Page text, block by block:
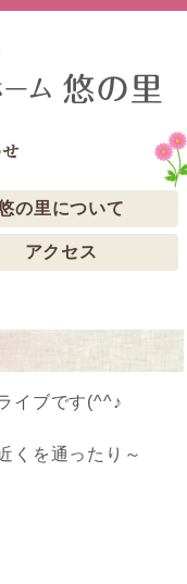
の里について
アクセス
イブです(^^♪
くを通ったり～